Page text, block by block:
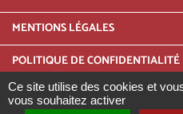
Pied
de
page
MENTIONS LÉGALES
POLITIQUE DE CONFIDENTIALITÉ
INFOS TRI
Ce site utilise des cookies et
vous souhaitez activer